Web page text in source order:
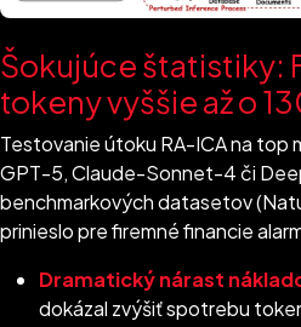
Šokujúce štatistiky:
tokeny vyššie až o
Testovanie útoku RA-ICA na top
GPT-5, Claude-Sonnet-4 či
benchmarkových datasetov
prinieslo pre firemné financie
Dramatický nárast
dokázal zvýšiť spotrebu